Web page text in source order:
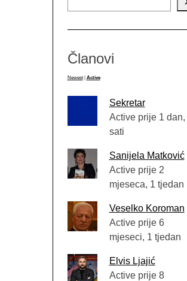
Članovi
Newest Active
Sekretar
Active prije 1 dan,
sati
Sanijela Matković
Active prije 2
mjeseca, 1 tjedan
Veselko Koroman
Active prije 6
mjeseci, 1 tjedan
Elvis Ljajić
Active prije 8